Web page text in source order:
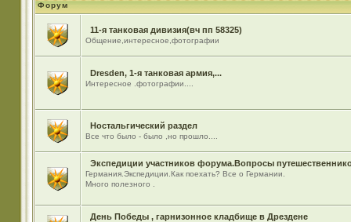
Форум
11-я танковая дивизия(вч пп 58325)
Общение,интересное,фотографии
Dresden, 1-я танковая армия,...
Интересное .фотографии....
Ностальгический раздел
Все что было - было ,но прошло....
Экспедиции участников форума.Вопросы
Германия.Экспедиции.Как поехать? Все о Германии.
Много полезного .
День Победы , гарнизонное кладбище в Дрездене